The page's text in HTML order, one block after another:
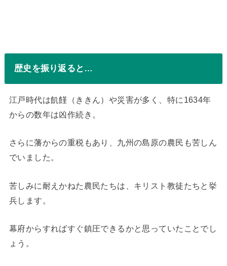
歴史を振り返ると…
江戸時代は飢饉（ききん）や災害が多く、特に1634年
からの数年は凶作続き。
さらに藩からの重税もあり、九州の島原の農民も苦しん
でいました。
苦しみに耐えかねた農民たちは、キリスト教徒たちと挙
兵します。
幕府からすればすぐ鎮圧できるかと思っていたことでし
ょう。